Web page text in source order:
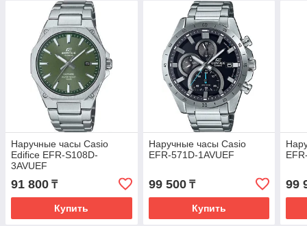
Наручные часы Casio
Edifice EFR-S108D-
3AVUEF
91 800 ₸
Купить
Наручные часы Casio
EFR-571D-1AVUEF
99 500₸
Купить
99